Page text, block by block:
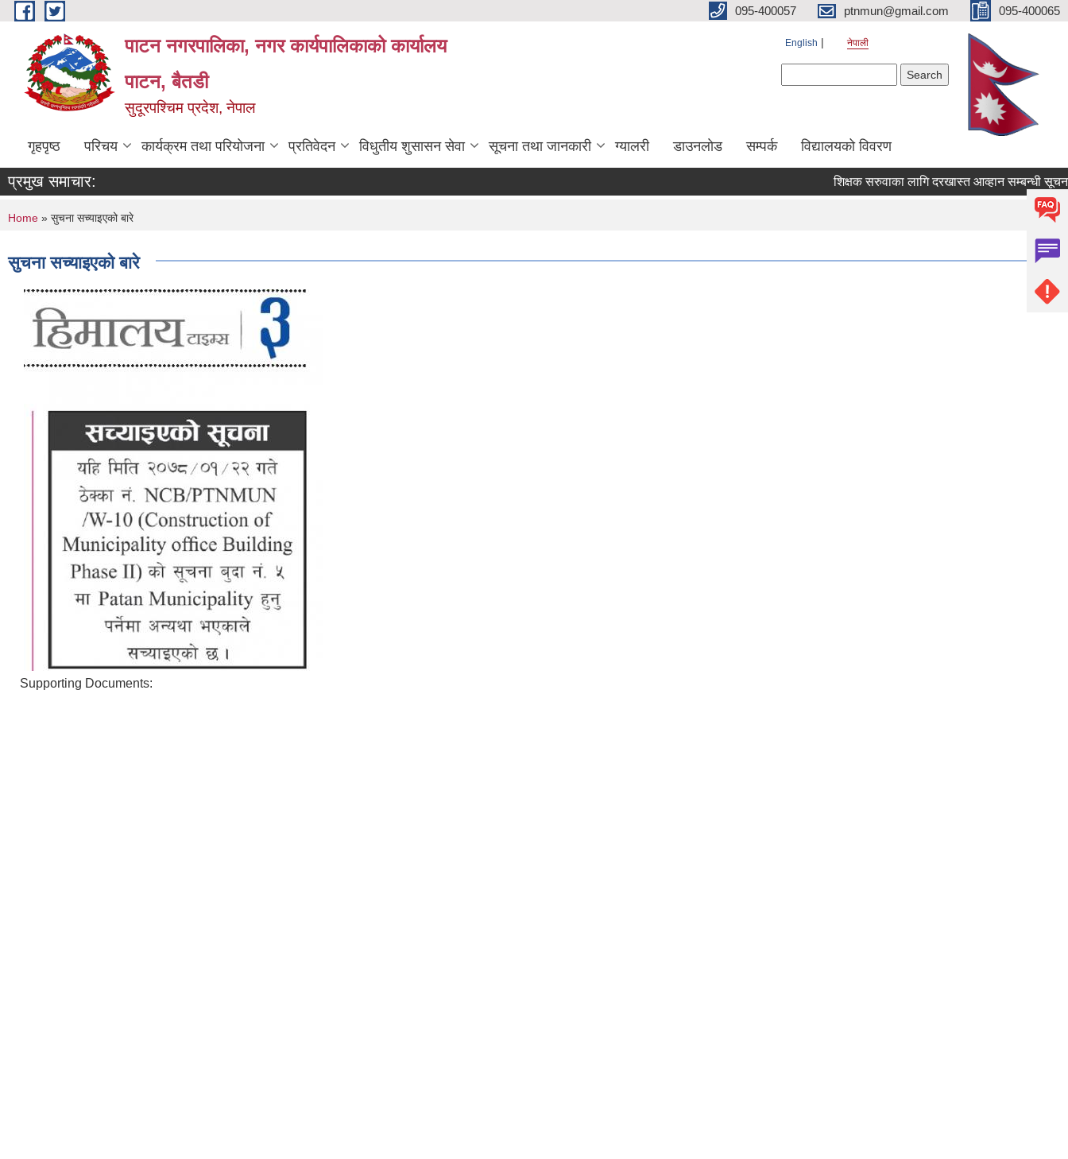
Skip to main content 095-400057 ptnmun@gmail.com 095-400065
पाटन नगरपालिका, नगर कार्यपालिकाको कार्यालय
पाटन, बैतडी
सुदूरपश्चिम प्रदेश, नेपाल
English नेपाली
गृहपृष्ठ परिचय कार्यक्रम तथा परियोजना प्रतिवेदन विधुतीय शुसासन सेवा सूचना तथा जानकारी ग्यालरी डाउनलाेड सम्पर्क विद्यालयको विवरण
प्रमुख समाचार: शिक्षक सरुवाका लागि दरखास्त आव्हान सम्बन्धी सूचना ।
You are here
Home » सुचना सच्याइएको बारे
सुचना सच्याइएको बारे
Supporting Documents: